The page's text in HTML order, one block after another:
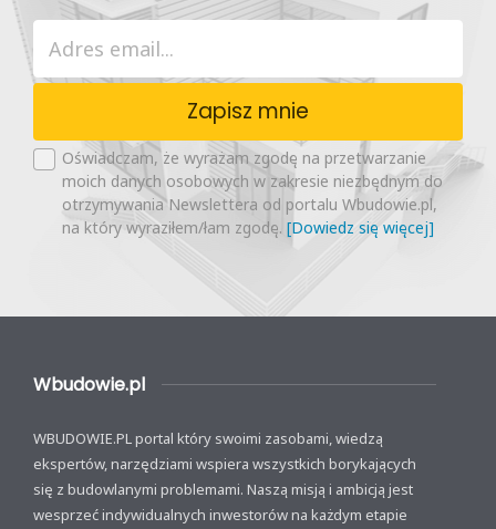
Zapisz mnie
Oświadczam, że wyrażam zgodę na przetwarzanie
moich danych osobowych w zakresie niezbędnym do
otrzymywania Newslettera od portalu Wbudowie.pl,
na który wyraziłem/łam zgodę. [Dowiedz się więcej]
Wbudowie.pl
WBUDOWIE.PL portal który swoimi zasobami, wiedzą
ekspertów, narzędziami wspiera wszystkich borykających
się z budowlanymi problemami. Naszą misją i ambicją jest
wesprzeć indywidualnych inwestorów na każdym etapie